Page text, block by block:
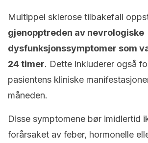
Multippel sklerose tilbakefall
gjenopptreden av nevrologiske
dysfunksjonssymptomer som
24 timer. Dette inkluderer også
pasientens kliniske
måneden.
Disse symptomene bør imidlertid
forårsaket av feber, hormonelle